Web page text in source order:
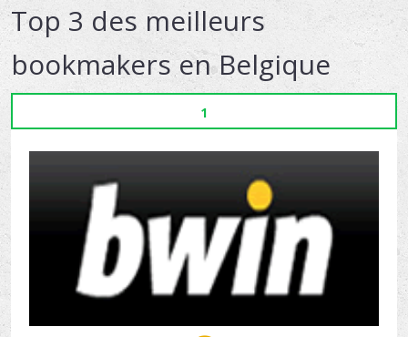
Top 3 des meilleurs
bookmakers en Belgique
1